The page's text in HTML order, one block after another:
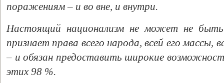
поражениям – и во вне, и внутри.
Настоящий национализм не может не
признает права всего народа, всей его массы,
– и обязан предоставить широкие
этих 98 %.